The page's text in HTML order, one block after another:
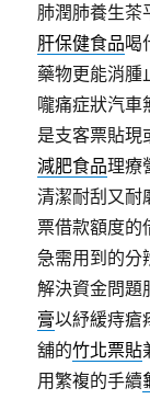
肺潤肺養生茶
肝保健食品喝
藥物更能消腫
嚨痛症狀汽車
是支客票貼現
減肥食品理療
清潔耐刮又耐
票借款額度的
急需用到的分
解決資金問題
膏以紓緩痔瘡
舖的竹北票貼
用繁複的手續